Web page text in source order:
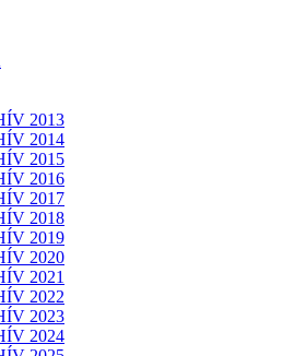
2013
2014
2015
2016
2017
2018
2019
2020
2021
2022
2023
2024